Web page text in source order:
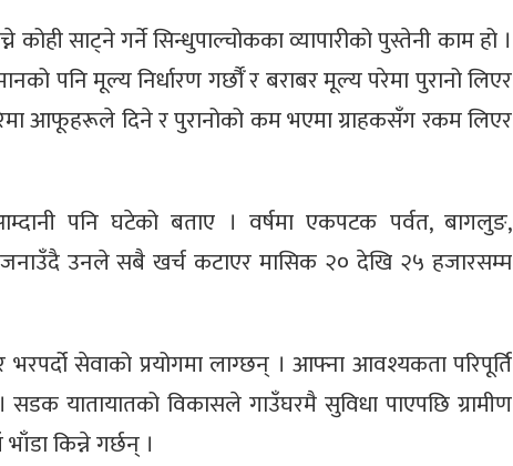
कोही साट्ने गर्ने सिन्धुपाल्चोकका व्यापारीको पुस्तेनी काम हो ।
पनि मूल्य निर्धारण गर्छौँ र बराबर मूल्य परेमा पुरानो लिएर
आफूहरूले दिने र पुरानोको कम भएमा ग्राहकसँग रकम लिएर
पनि घटेको बताए । वर्षमा एकपटक पर्वत, बागलुङ,
जनाउँदै उनले सबै खर्च कटाएर मासिक २० देखि २५ हजारसम्म
सेवाको प्रयोगमा लाग्छन् । आफ्ना आवश्यकता परिपूर्ति
यातायातको विकासले गाउँघरमै सुविधा पाएपछि ग्रामीण
किन्ने गर्छन् ।